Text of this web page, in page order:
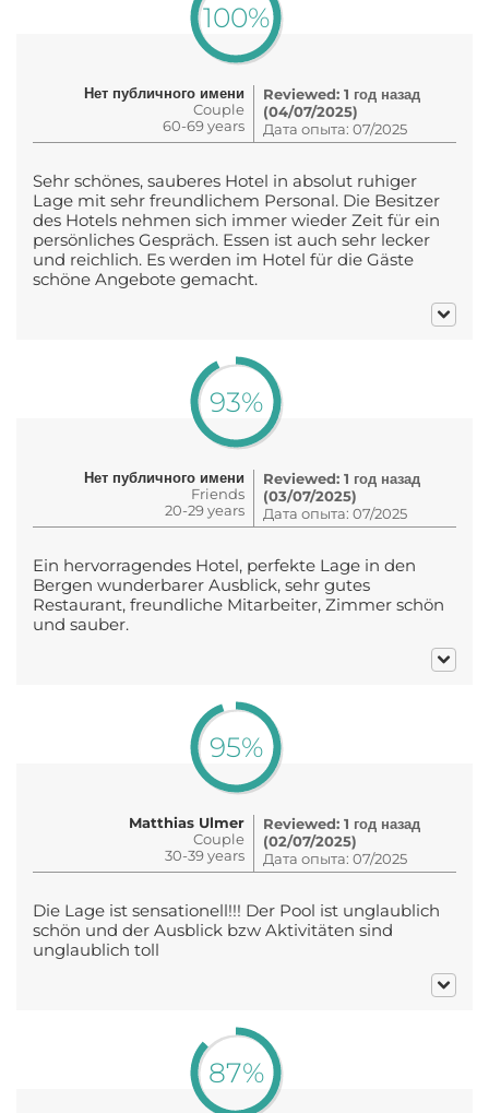
100%
Нет публичного имени
Couple
60-69 years
Reviewed: 1 год назад
(04/07/2025)
Дата опыта: 07/2025
Sehr schönes, sauberes Hotel in absolut ruhiger
Lage mit sehr freundlichem Personal. Die Besitzer
des Hotels nehmen sich immer wieder Zeit für ein
persönliches Gespräch. Essen ist auch sehr lecker
und reichlich. Es werden im Hotel für die Gäste
schöne Angebote gemacht.
93%
Нет публичного имени
Friends
20-29 years
Reviewed: 1 год назад
(03/07/2025)
Дата опыта: 07/2025
Ein hervorragendes Hotel, perfekte Lage in den
Bergen wunderbarer Ausblick, sehr gutes
Restaurant, freundliche Mitarbeiter, Zimmer schön
und sauber.
95%
Matthias Ulmer
Couple
30-39 years
Reviewed: 1 год назад
(02/07/2025)
Дата опыта: 07/2025
Die Lage ist sensationell!!! Der Pool ist unglaublich
schön und der Ausblick bzw Aktivitäten sind
unglaublich toll
87%